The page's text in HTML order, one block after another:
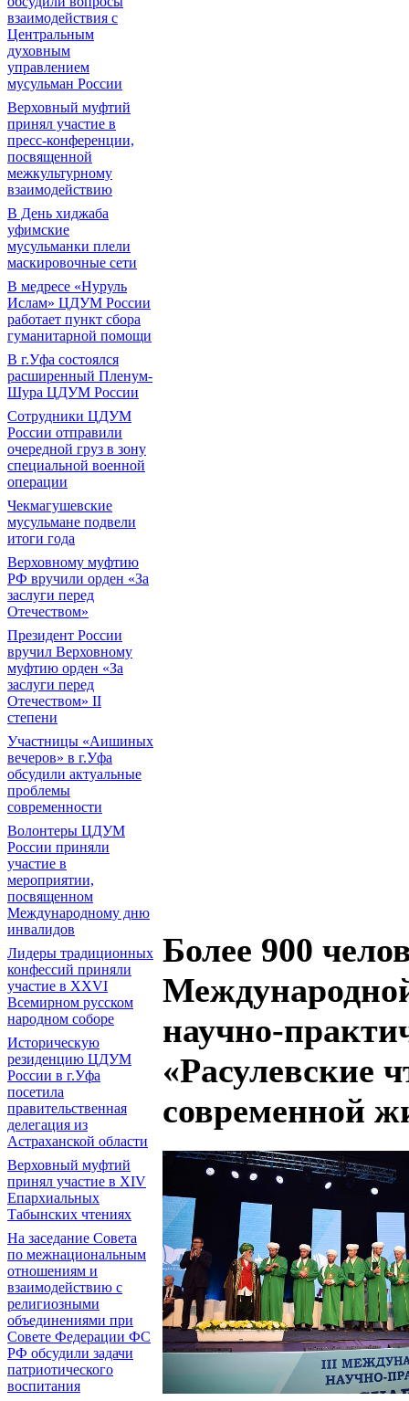
взаимодействия с
Центральным
духовным
управлением
мусульман России
Верховный муфтий
принял участие в
пресс-конференции,
посвященной
межкультурному
взаимодействию
В День хиджаба
уфимские
мусульманки плели
маскировочные сети
В медресе «Нуруль
Ислам» ЦДУМ России
работает пункт сбора
гуманитарной помощи
В г.Уфа состоялся
расширенный Пленум-
Шура ЦДУМ России
Сотрудники ЦДУМ
России отправили
очередной груз в зону
специальной военной
операции
Чекмагушевские
мусульмане подвели
итоги года
Верховному муфтию
РФ вручили орден «За
заслуги перед
Отечеством»
Президент России
вручил Верховному
муфтию орден «За
заслуги перед
Отечеством» II
степени
Участницы «Аишиных
вечеров» в г.Уфа
обсудили актуальные
проблемы
современности
Волонтеры ЦДУМ
России приняли
участие в
мероприятии,
посвященном
Международному дню
инвалидов
Лидеры традиционных
конфессий приняли
участие в XXVI
Всемирном русском
народном соборе
Историческую
резиденцию ЦДУМ
России в г.Уфа
посетила
правительственная
делегация из
Астраханской области
Верховный муфтий
принял участие в ХIV
Епархиальных
Табынских чтениях
На заседание Совета
по межнациональным
отношениям и
взаимодействию с
религиозными
объединениями при
Совете Федерации ФС
РФ обсудили задачи
патриотического
воспитания
Более 900
научно-
«Расулевские
современной